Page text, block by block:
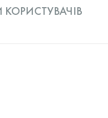
КОРИСТУВАЧIВ